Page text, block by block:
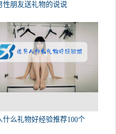
性朋友送礼物的说说
什么礼物好经验推荐100个